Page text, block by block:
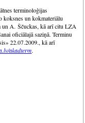
terminoloģijas
koksnes un kokmateriālu
un A. Ščuckas, kā arī citu LZA
oficiālajā saziņā. Terminu
22.07.2009., kā arī
akadterm.